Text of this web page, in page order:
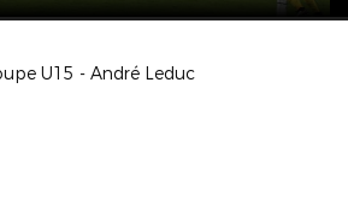
U15 - André Leduc